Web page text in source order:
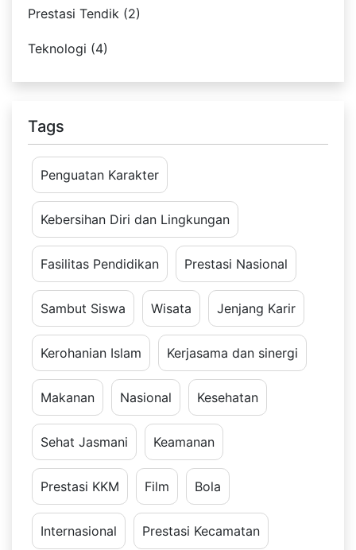
Prestasi Tendik (2)
Teknologi (4)
Tags
Penguatan Karakter
Kebersihan Diri dan Lingkungan
Fasilitas Pendidikan Prestasi Nasional
Sambut Siswa Wisata Jenjang Karir
Kerohanian Islam Kerjasama dan sinergi
Makanan Nasional Kesehatan
Sehat Jasmani Keamanan
Prestasi KKM Film Bola
Internasional Prestasi Kecamatan